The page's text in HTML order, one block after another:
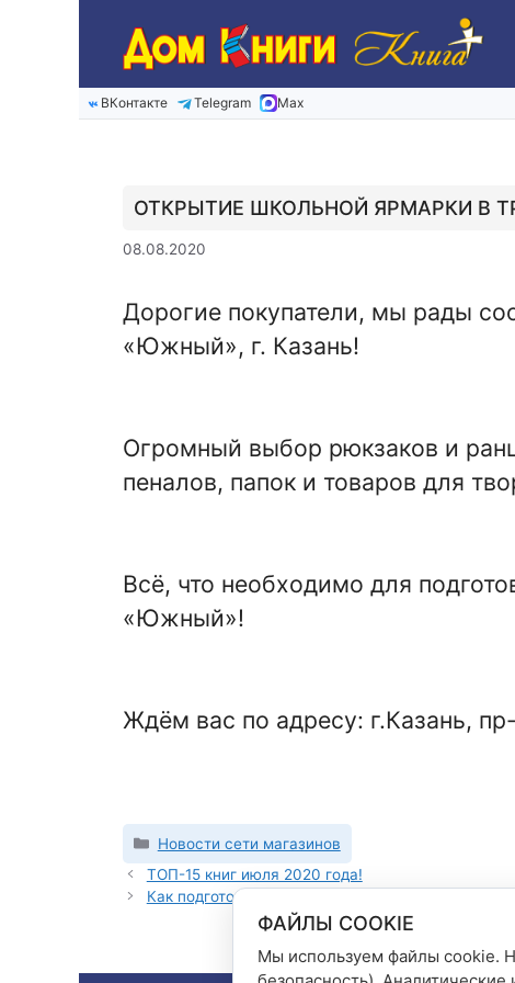
содержимому
ВКонтакте Telegram Max
ОТКРЫТИЕ ШКОЛЬНОЙ ЯРМАРКИ В
08.08.2020
Дорогие покупатели, мы рады
«Южный», г. Казань!
Огромный выбор рюкзаков и
пеналов, папок и товаров для
Всё, что необходимо для
«Южный»!
Ждём вас по адресу: г.Казань,
Рубрики
Новости сети магазинов
ТОП-15 книг июля 2020 года!
Как подготовить первоклассника к школе?
ФАЙЛЫ COOKIE
Мы используем файлы cookie.